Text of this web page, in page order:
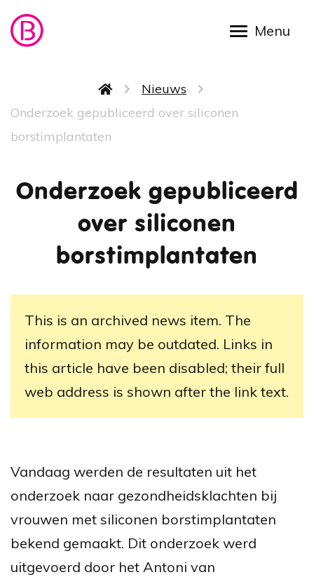
Overslaan en naar de inhoud gaan
Kruimelpad
Nieuws
Onderzoek gepubliceerd over siliconen
borstimplantaten
Onderzoek gepubliceerd
over siliconen
borstimplantaten
This is an archived news item. The
information may be outdated. Links in
this article have been disabled; their full
web address is shown after the link text.
Vandaag werden de resultaten uit het
onderzoek naar gezondheidsklachten bij
vrouwen met siliconen borstimplantaten
bekend gemaakt. Dit onderzoek werd
uitgevoerd door het Antoni van